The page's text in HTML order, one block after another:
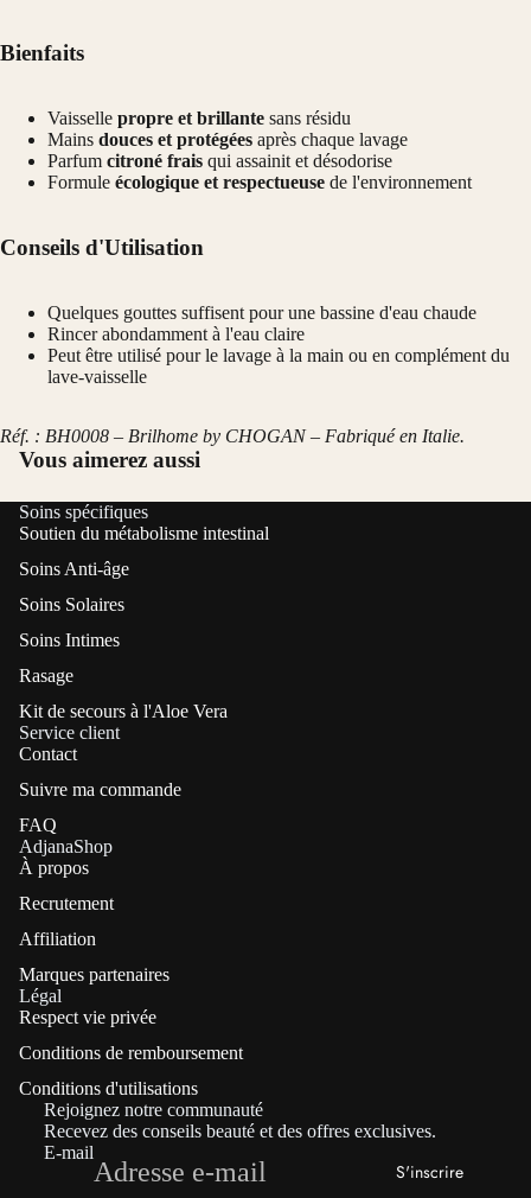
Bienfaits
Vaisselle propre et brillante sans résidu
Mains douces et protégées après chaque lavage
Parfum citroné frais qui assainit et désodorise
Formule écologique et respectueuse de l'environnement
Conseils d'Utilisation
Quelques gouttes suffisent pour une bassine d'eau chaude
Rincer abondamment à l'eau claire
Peut être utilisé pour le lavage à la main ou en complément du
lave-vaisselle
Réf. : BH0008 – Brilhome by CHOGAN – Fabriqué en Italie.
Vous aimerez aussi
Soins spécifiques
Soutien du métabolisme intestinal
Soins Anti-âge
Soins Solaires
Soins Intimes
Rasage
Kit de secours à l'Aloe Vera
Service client
Contact
Suivre ma commande
FAQ
AdjanaShop
À propos
Recrutement
Affiliation
Marques partenaires
Légal
Respect vie privée
Conditions de remboursement
Conditions d'utilisations
Rejoignez notre communauté
Recevez des conseils beauté et des offres exclusives.
E-mail
S'inscrire
Coordonnées
Politique de remboursement
Conditions générales de vente
Mentions légales
Conditions d’utilisation